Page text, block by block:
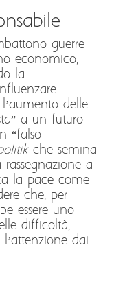
guerre
economico,
la
delle
a un futuro
“falso
che semina
a
la pace come
che, per
essere uno
difficoltà,
dai